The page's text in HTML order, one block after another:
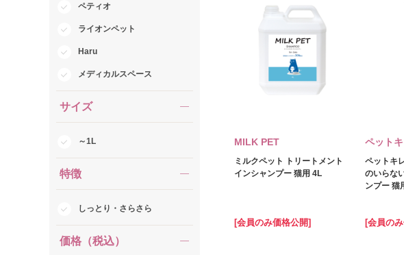
ペティオ
ライオンペット
Haru
メディカルスペース
サイズ
～1L
特徴
しっとり・さらさら
価格（税込）
MILK PET
ミルクペット トリートメント
インシャンプー 猫用 4L
[会員のみ価格公開]
ペット
ペットキ
のいらな
ンプー 猫
[会員の